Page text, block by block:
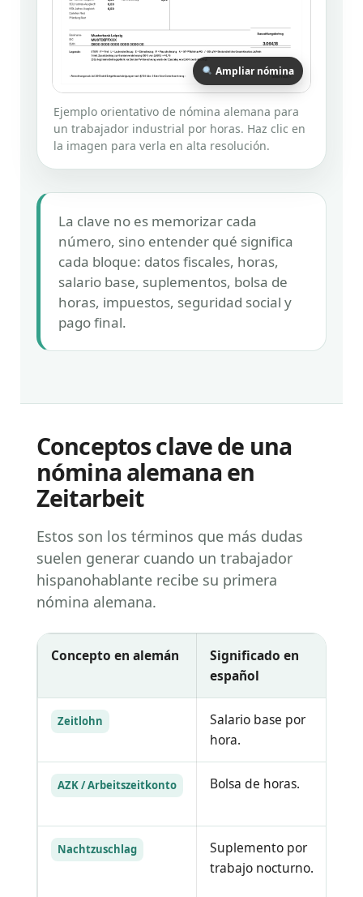
Ampliar nómina
Ejemplo orientativo de nómina alemana para
un trabajador industrial por horas. Haz clic en
la imagen para verla en alta resolución.
La clave no es memorizar cada
número, sino entender qué significa
cada bloque: datos fiscales, horas,
salario base, suplementos, bolsa de
horas, impuestos, seguridad social y
pago final.
Conceptos clave de una
nómina alemana en
Zeitarbeit
Estos son los términos que más dudas
suelen generar cuando un trabajador
hispanohablante recibe su primera
nómina alemana.
Concepto en alemán
Significado en
español
Zeitlohn
Salario base por
hora.
AZK / Arbeitszeitkonto Bolsa de horas.
Nachtzuschlag
Suplemento por
trabajo nocturno.